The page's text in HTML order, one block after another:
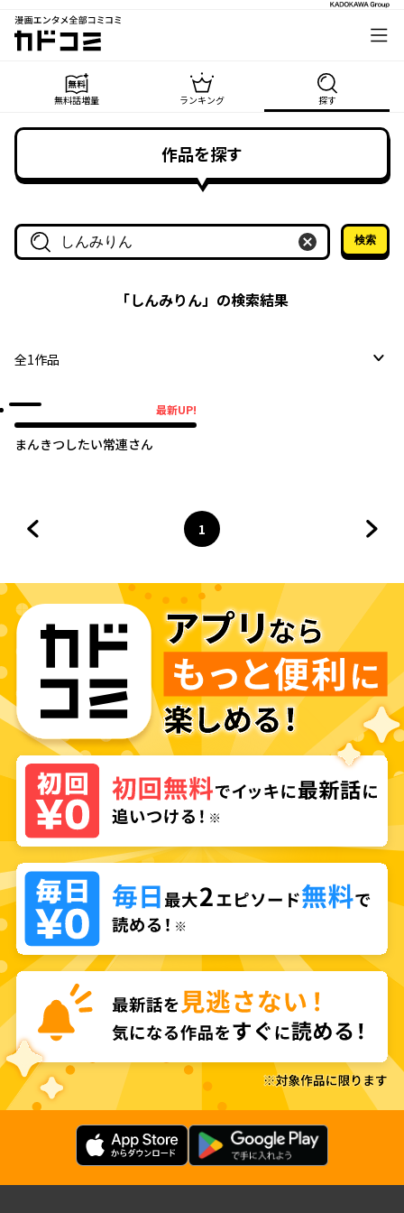
漫画エンタメ全部コミコミ
カドコミ
無料話増量 ランキング 探す
作品を探す
作品名・作家名で探す
検索
「しんみりん」の検索結果
全1作品
最新UP!
まんきつしたい常連さん
ページ
1
へ